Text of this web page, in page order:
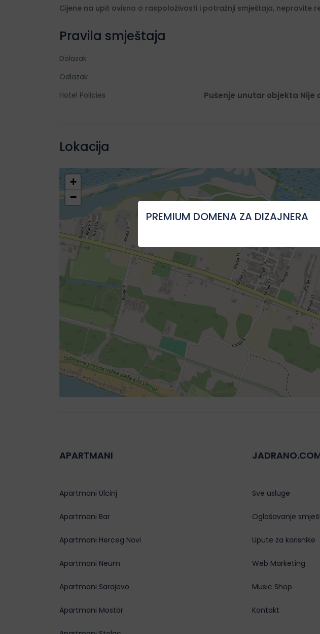
Cijene na upit ovisno o raspoloživosti i potražnji smještaja, nepravite
Pravila smještaja
Dolazak
Odlazak
Hotel Policies
Pušenje unutar objekta Nije
Lokacija
+
−
APARTMANI
Apartmani Ulcinj
Apartmani Bar
Apartmani Herceg Novi
Apartmani Neum
Apartmani Sarajevo
Apartmani Mostar
Sve usluge
Oglašavanje
Upute za korisnike
Web Marketing
Music Shop
Kontakt
PREMIUM DOMENA ZA DIZAJNERA